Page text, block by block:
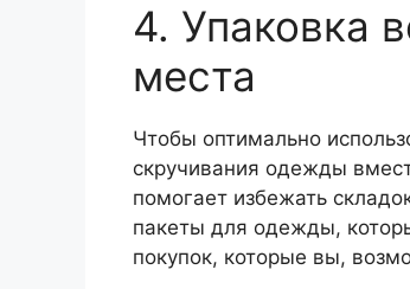
4. Упаковка
места
Чтобы оптимально
скручивания одежды
помогает избежать
пакеты для одежды,
покупок, которые вы,